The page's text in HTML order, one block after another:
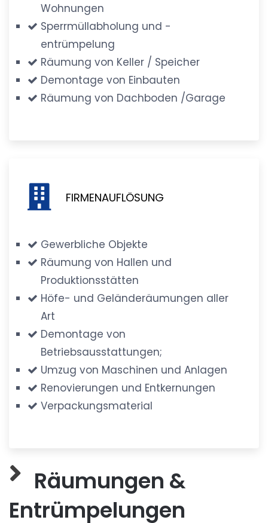
Wohnungen
Sperrmüllabholung und -
entrümpelung
Räumung von Keller / Speicher
Demontage von Einbauten
Räumung von Dachboden /Garage
FIRMENAUFLÖSUNG
Gewerbliche Objekte
Räumung von Hallen und
Produktionsstätten
Höfe- und Geländeräumungen aller
Art
Demontage von
Betriebsausstattungen;
Umzug von Maschinen und Anlagen
Renovierungen und Entkernungen
Verpackungsmaterial
Räumungen &
Entrümpelungen